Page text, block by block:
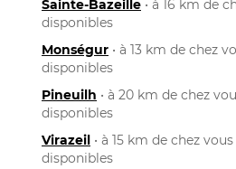
Sainte-Bazeille • à 16 km de
disponibles
Monségur • à 13 km de chez
disponibles
Pineuilh • à 20 km de chez
disponibles
Virazeil • à 15 km de chez
disponibles